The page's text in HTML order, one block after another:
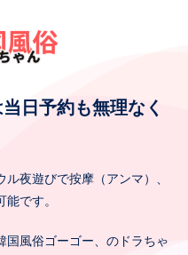
日予約も無理なく
ル夜遊びで按摩（アンマ）、
です。
国風俗ゴーゴー、のドラちゃ